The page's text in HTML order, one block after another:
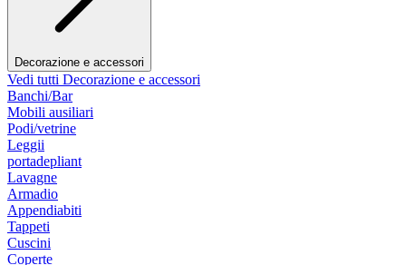
Decorazione e accessori
Vedi tutti Decorazione e accessori
Banchi/Bar
Mobili ausiliari
Podi/vetrine
Leggii
portadepliant
Lavagne
Armadio
Appendiabiti
Tappeti
Cuscini
Coperte